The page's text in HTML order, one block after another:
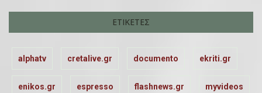
ΕΤΙΚΈΤΕΣ
alphatv cretalive.gr documento ekriti.gr
enikos.gr espresso flashnews.gr myvideos